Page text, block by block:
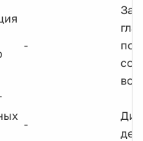
-
по
-